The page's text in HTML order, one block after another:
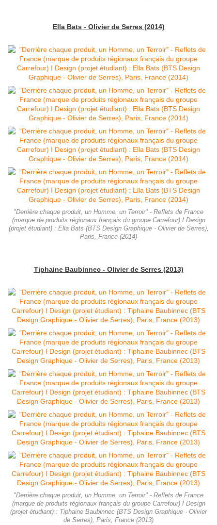
Ella Bats - Olivier de Serres (2014)
"Derrière chaque produit, un Homme, un Terroir" - Reflets de France
(marque de produits régionaux français du groupe Carrefour) I Design
(projet étudiant) : Ella Bats (BTS Design Graphique - Olivier de Serres),
Paris, France (2014)
Tiphaine Baubinnec - Olivier de Serres (2013)
"Derrière chaque produit, un Homme, un Terroir" - Reflets de France
(marque de produits régionaux français du groupe Carrefour) I Design
(projet étudiant) : Tiphaine Baubinnec (BTS Design Graphique - Olivier
de Serres), Paris, France (2013)